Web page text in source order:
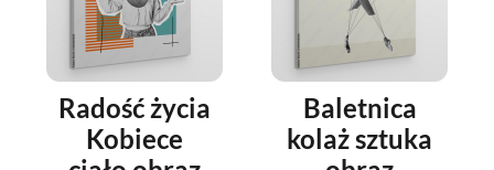
Radość życia
Kobiece
Baletnica
kolaż sztuka